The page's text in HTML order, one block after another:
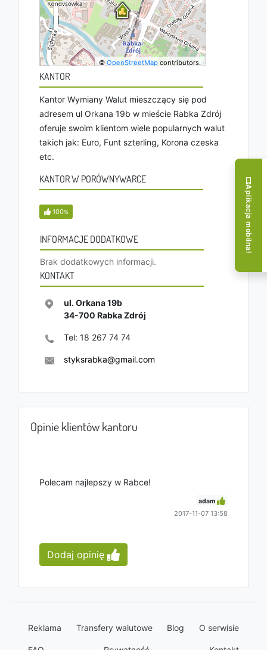
©OpenStreetMap contributors.
KANTOR
Kantor Wymiany Walut mieszczący się pod
adresem ul Orkana 19b w mieście Rabka Zdrój
oferuje swoim klientom wiele popularnych walut
takich jak: Euro, Funt szterling, Korona czeska
etc.
KANTOR W PORÓWNYWARCE
100%
INFORMACJE DODATKOWE
Brak dodatkowych informacji.
KONTAKT
ul. Orkana 19b
34-700 Rabka Zdrój
Tel: 18 267 74 74
styksrabka@gmail.com
Opinie klientów kantoru
Polecam najlepszy w Rabce!
adam
2017-11-07 13:58
Dodaj opinię
Reklama Transfery walutowe Blog O serwisie
Aplikacja mobilna!